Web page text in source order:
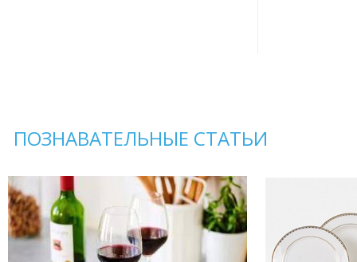
ПОЗНАВАТЕЛЬНЫЕ СТАТЬИ